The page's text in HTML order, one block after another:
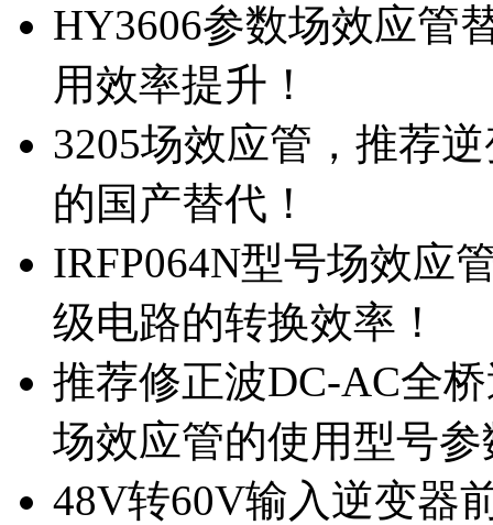
HY3606参数场效应管
用效率提升！
3205场效应管，推荐
的国产替代！
IRFP064N型号场效应
级电路的转换效率！
推荐修正波DC-AC全
场效应管的使用型号参
48V转60V输入逆变器